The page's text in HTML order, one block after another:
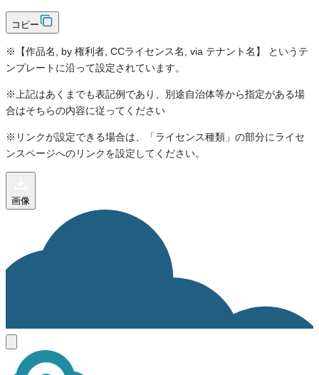
コピー
※【作品名, by 権利者, CCライセンス名, via テナント名】 というテ
ンプレートに沿って設定されています。
※上記はあくまでも表記例であり、別途自治体等から指定がある場
合はそちらの内容に従ってください
※リンクが設定できる場合は、「ライセンス種類」の部分にライセ
ンスページへのリンクを設定してください。
画像